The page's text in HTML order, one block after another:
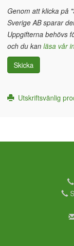
Genom att klicka på
Sverige AB sparar
Uppgifterna behövs
och du kan läsa vår
Skicka
Utskriftsvänlig